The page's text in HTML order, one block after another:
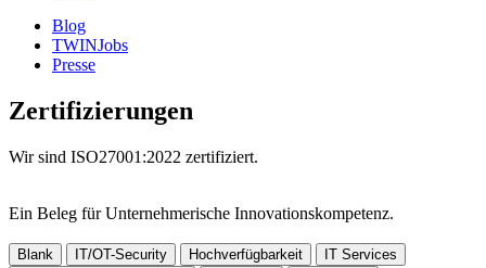
Blog
TWINJobs
Presse
Zertifizierungen
Wir sind ISO27001:2022 zertifiziert.
Ein Beleg für Unternehmer­ische Innovations­kompetenz.
Blank IT/OT-Security Hochverfügbarkeit
IT Services